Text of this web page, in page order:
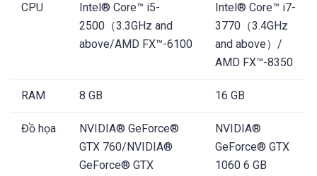
CPU
Intel® Core™ i5-
2500（3.3GHz and
above/AMD FX™-6100
Intel® Core™ i7-
3770（3.4GHz
and above）/
AMD FX™-8350
RAM 8 GB 16 GB
Đồ họa
NVIDIA® GeForce®
GTX 760/NVIDIA®
GeForce® GTX
NVIDIA®
GeForce® GTX
1060 6 GB